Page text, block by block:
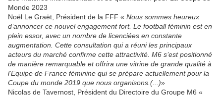
Monde 2023
Noël Le Graët, Président de la FFF « Nous sommes heureux
d’annoncer ce nouvel engagement fort. Le football féminin est en
plein essor, avec un nombre de licenciées en constante
augmentation. Cette consultation qui a réuni les principaux
acteurs du marché confirme cette attractivité. M6 s’est positionné
de manière remarquable et offrira une vitrine de grande qualité à
l’Equipe de France féminine qui se prépare actuellement pour la
Coupe du monde 2019 que nous organisons.(...)»
Nicolas de Tavernost, Président du Directoire du Groupe M6 «